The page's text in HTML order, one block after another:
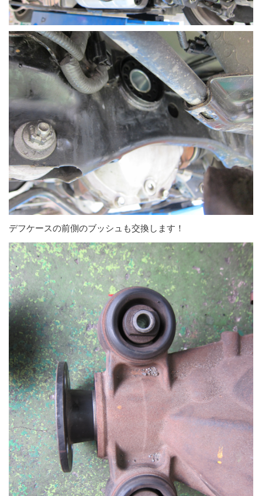
デフケースの前側のブッシュも交換します！